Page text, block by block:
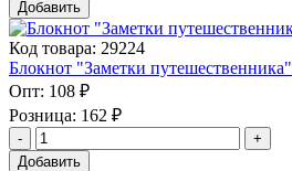
Добавить
Код товара: 29224
Блокнот "Заметки путешественника"
Опт: 108 ₽
Розница: 162 ₽
Добавить